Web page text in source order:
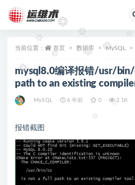
当前位置： 首页 数据库 MySQL
mysql8.0编译报错/usr/bin/cc is not a
path to an existing
MySQL 6 年前 0 2.1K
报错截图